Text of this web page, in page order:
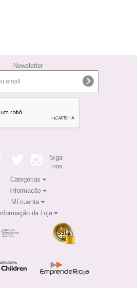
Newsletter
Siga-
nos
Categorias
Informação
Mi cuenta
Informação da Loja